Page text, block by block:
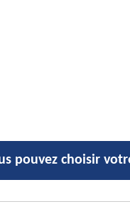
pouvez choisir